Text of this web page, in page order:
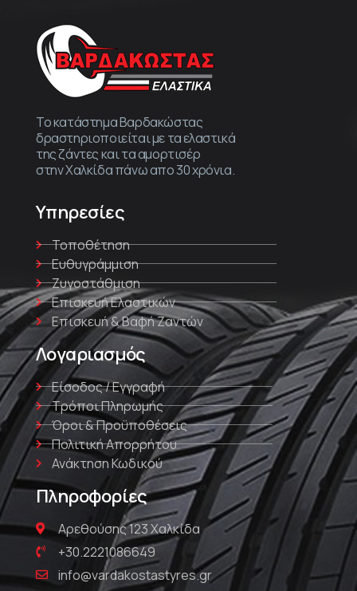
Το κατάστημα Βαρδακώστας
δραστηριοποιείται με τα ελαστικά
της ζάντες και τα αμορτισέρ
στην Χαλκίδα πάνω απο 30 χρόνια.
Υπηρεσίες
Τοποθέτηση
Ευθυγράμμιση
Ζυγοστάθμιση
Επισκευή Ελαστικών
Επισκευή & Βαφή Ζαντών
Λογαριασμός
Είσοδος / Εγγραφή
Τρόποι Πληρωμής
Όροι & Προϋποθέσεις
Πολιτική Απορρήτου
Ανάκτηση Κωδικού
Πληροφορίες
Αρεθούσης 123 Χαλκίδα
+30.2221086649
info@vardakostastyres.gr